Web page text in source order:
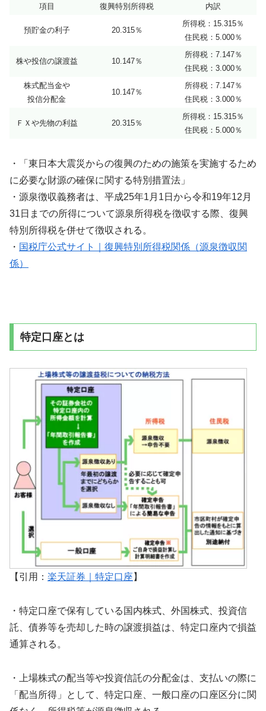
項目 復興特別所得税 内訳
預貯金の利子 20.315％
所得税：15.315％
住民税：5.000％
株や投信の譲渡益 10.147％
所得税：7.147％
住民税：3.000％
株式配当金や
投信分配金
10.147％
所得税：7.147％
住民税：3.000％
ＦＸや先物の利益 20.315％
所得税：15.315％
住民税：5.000％
・「東日本大震災からの復興のための施策を実施するため
に必要な財源の確保に関する特別措置法」
・源泉徴収義務者は、平成25年1月1日から令和19年12月
31日までの所得について源泉所得税を徴収する際、復興
特別所得税を併せて徴収される。
・ 国税庁公式サイト｜復興特別所得税関係（源泉徴収関
係）
特定口座とは
【引用： 楽天証券｜特定口座 】
・特定口座で保有している国内株式、外国株式、投資信
託、債券等を売却した時の譲渡損益は、特定口座内で損益
通算される。
・上場株式の配当等や投資信託の分配金は、支払いの際に
「配当所得」として、特定口座、一般口座の口座区分に関